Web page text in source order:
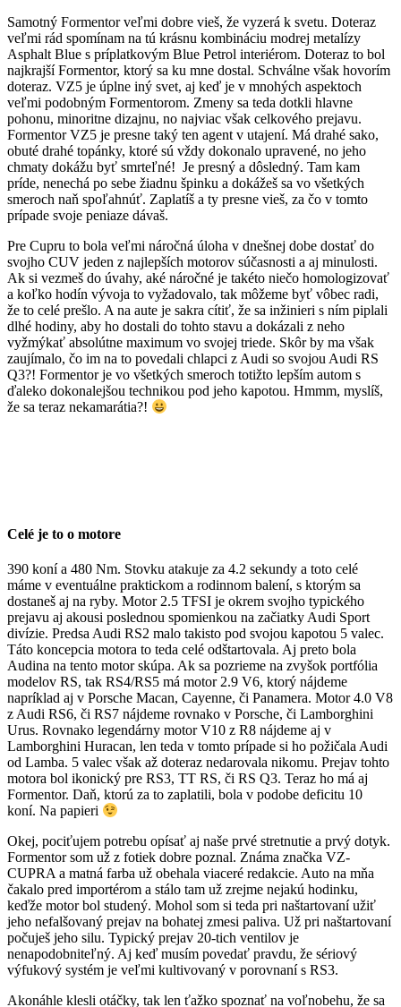
Samotný Formentor veľmi dobre vieš, že vyzerá k svetu. Doteraz
veľmi rád spomínam na tú krásnu kombináciu modrej metalízy
Asphalt Blue s príplatkovým Blue Petrol interiérom. Doteraz to bol
najkrajší Formentor, ktorý sa ku mne dostal. Schválne však hovorím
doteraz. VZ5 je úplne iný svet, aj keď je v mnohých aspektoch
veľmi podobným Formentorom. Zmeny sa teda dotkli hlavne
pohonu, minoritne dizajnu, no najviac však celkového prejavu.
Formentor VZ5 je presne taký ten agent v utajení. Má drahé sako,
obuté drahé topánky, ktoré sú vždy dokonalo upravené, no jeho
chmaty dokážu byť smrteľné! Je presný a dôsledný. Tam kam
príde, nenechá po sebe žiadnu špinku a dokážeš sa vo všetkých
smeroch naň spoľahnúť. Zaplatíš a ty presne vieš, za čo v tomto
prípade svoje peniaze dávaš.
Pre Cupru to bola veľmi náročná úloha v dnešnej dobe dostať do
svojho CUV jeden z najlepších motorov súčasnosti a aj minulosti.
Ak si vezmeš do úvahy, aké náročné je takéto niečo homologizovať
a koľko hodín vývoja to vyžadovalo, tak môžeme byť vôbec radi,
že to celé prešlo. A na aute je sakra cítiť, že sa inžinieri s ním piplali
dlhé hodiny, aby ho dostali do tohto stavu a dokázali z neho
vyžmýkať absolútne maximum vo svojej triede. Skôr by ma však
zaujímalo, čo im na to povedali chlapci z Audi so svojou Audi RS
Q3?! Formentor je vo všetkých smeroch totižto lepším autom s
ďaleko dokonalejšou technikou pod jeho kapotou. Hmmm, myslíš,
že sa teraz nekamarátia?!
Celé je to o motore
390 koní a 480 Nm. Stovku atakuje za 4.2 sekundy a toto celé
máme v eventuálne praktickom a rodinnom balení, s ktorým sa
dostaneš aj na ryby. Motor 2.5 TFSI je okrem svojho typického
prejavu aj akousi poslednou spomienkou na začiatky Audi Sport
divízie. Predsa Audi RS2 malo takisto pod svojou kapotou 5 valec.
Táto koncepcia motora to teda celé odštartovala. Aj preto bola
Audina na tento motor skúpa. Ak sa pozrieme na zvyšok portfólia
modelov RS, tak RS4/RS5 má motor 2.9 V6, ktorý nájdeme
napríklad aj v Porsche Macan, Cayenne, či Panamera. Motor 4.0 V8
z Audi RS6, či RS7 nájdeme rovnako v Porsche, či Lamborghini
Urus. Rovnako legendárny motor V10 z R8 nájdeme aj v
Lamborghini Huracan, len teda v tomto prípade si ho požičala Audi
od Lamba. 5 valec však až doteraz nedarovala nikomu. Prejav tohto
motora bol ikonický pre RS3, TT RS, či RS Q3. Teraz ho má aj
Formentor. Daň, ktorú za to zaplatili, bola v podobe deficitu 10
koní. Na papieri
Okej, pociťujem potrebu opísať aj naše prvé stretnutie a prvý dotyk.
Formentor som už z fotiek dobre poznal. Známa značka VZ-
CUPRA a matná farba už obehala viaceré redakcie. Auto na mňa
čakalo pred importérom a stálo tam už zrejme nejakú hodinku,
keďže motor bol studený. Mohol som si teda pri naštartovaní užiť
jeho nefalšovaný prejav na bohatej zmesi paliva. Už pri naštartovaní
počuješ jeho silu. Typický prejav 20-tich ventilov je
nenapodobniteľný. Aj keď musím povedať pravdu, že sériový
výfukový systém je veľmi kultivovaný v porovnaní s RS3.
Akonáhle klesli otáčky, tak len ťažko spoznať na voľnobehu, že sa